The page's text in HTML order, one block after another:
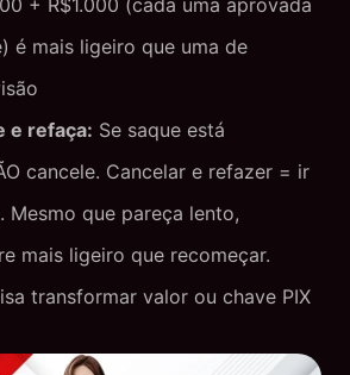
+ R$1.000 (cada uma aprovada
é mais ligeiro que uma de
e refaça: Se saque está
cancele. Cancelar e refazer = ir
Mesmo que pareça lento,
mais ligeiro que recomeçar.
transformar valor ou chave PIX